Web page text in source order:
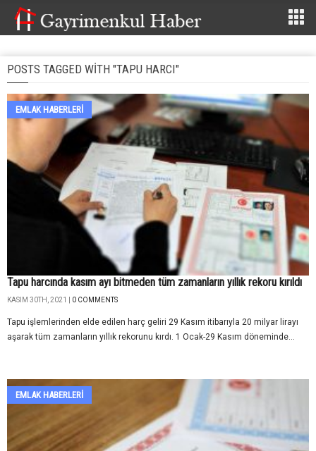
POSTS TAGGED WITH "TAPU HARCI"
EMLAK HABERLERI
Tapu harcında kasım ayı bitmeden tüm zamanların yıllık rekoru kırıldı
KASIM 30TH, 2021 | 0 COMMENTS
Tapu işlemlerinden elde edilen harç geliri 29 Kasım itibarıyla 20 milyar lirayı
aşarak tüm zamanların yıllık rekorunu kırdı. 1 Ocak-29 Kasım döneminde...
EMLAK HABERLERI